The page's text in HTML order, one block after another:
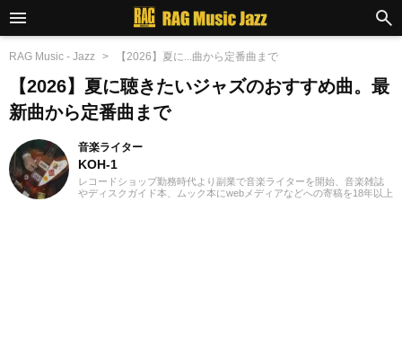
RAG Music - Jazz 【2026】夏に...曲から定番曲まで
【2026】夏に聴きたいジャズのおすすめ曲。最
新曲から定番曲まで
音楽ライター
KOH-1
レコードショップ勤務時代より副業で音楽ライターを開始、音楽雑誌
やディスクガイド本、ムック本にwebメディアなどへの寄稿を18年以上